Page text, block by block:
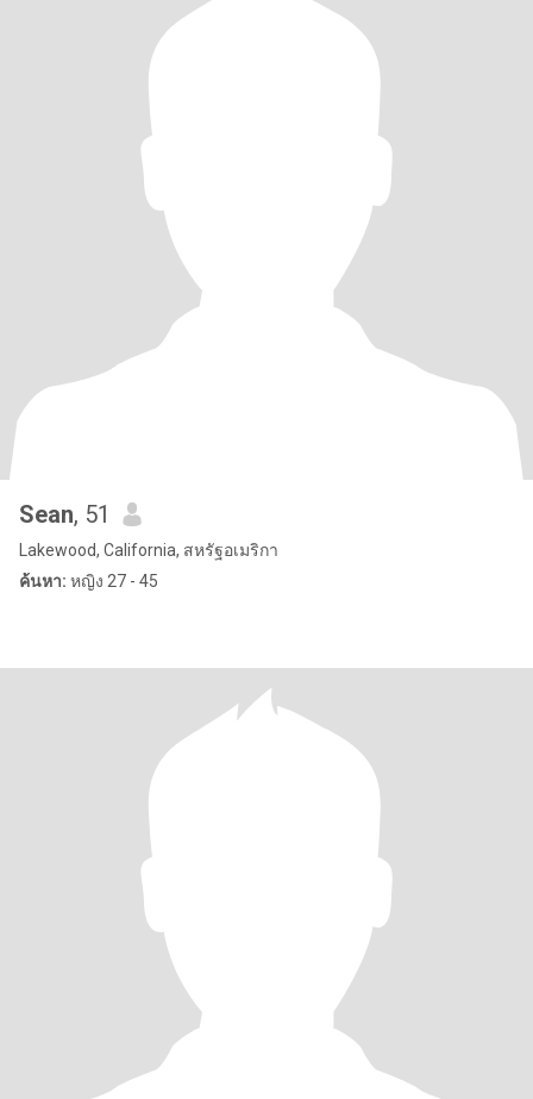
Sean, 51
Lakewood, California, สหรัฐอเมริกา
ค้นหา: หญิง 27 - 45